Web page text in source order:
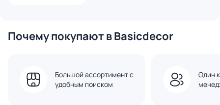
Почему покупают в Basicdecor
Большой ассортимент с
удобным поиском
Один